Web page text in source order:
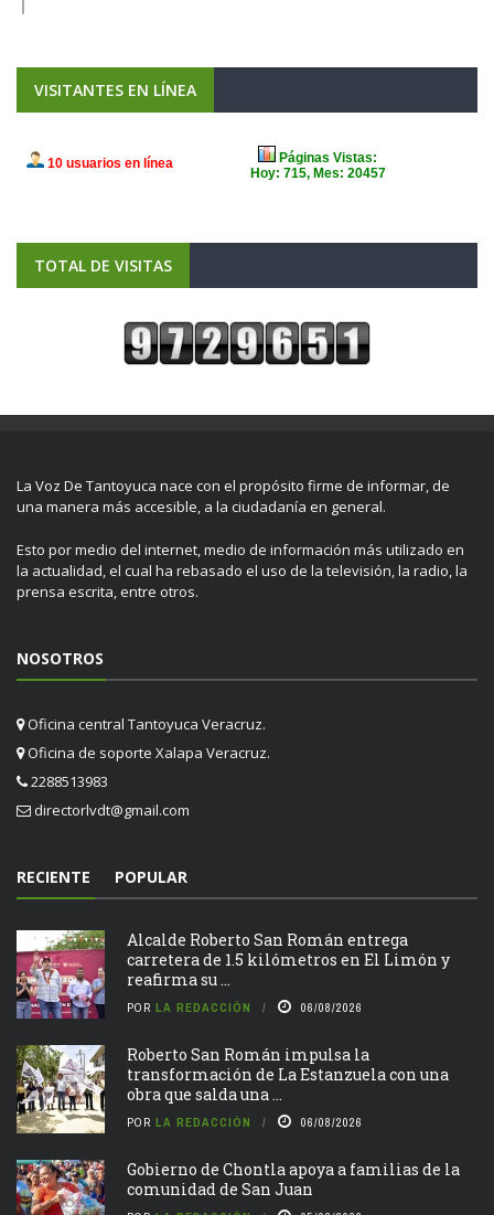
VISITANTES EN LÍNEA
TOTAL DE VISITAS
La Voz De Tantoyuca nace con el propósito firme de informar, de
una manera más accesible, a la ciudadanía en general.
Esto por medio del internet, medio de información más utilizado en
la actualidad, el cual ha rebasado el uso de la televisión, la radio, la
prensa escrita, entre otros.
NOSOTROS
Oficina central Tantoyuca Veracruz.
Oficina de soporte Xalapa Veracruz.
2288513983
directorlvdt@gmail.com
RECIENTE POPULAR
Alcalde Roberto San Román entrega
carretera de 1.5 kilómetros en El Limón y
reafirma su ...
POR LA REDACCIÓN 06/08/2026
Roberto San Román impulsa la
transformación de La Estanzuela con una
obra que salda una ...
POR LA REDACCIÓN 06/08/2026
Gobierno de Chontla apoya a familias de la
comunidad de San Juan